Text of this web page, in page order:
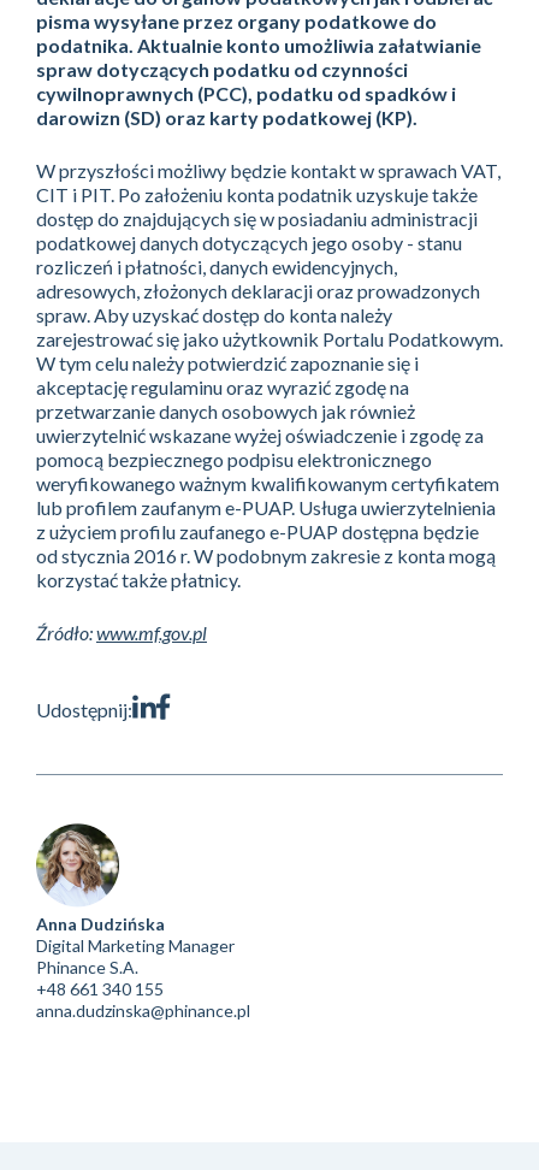
pisma wysyłane przez organy podatkowe do
podatnika. Aktualnie konto umożliwia załatwianie
spraw dotyczących podatku od czynności
cywilnoprawnych (PCC), podatku od spadków i
darowizn (SD) oraz karty podatkowej (KP).
W przyszłości możliwy będzie kontakt w sprawach VAT,
CIT i PIT. Po założeniu konta podatnik uzyskuje także
dostęp do znajdujących się w posiadaniu administracji
podatkowej danych dotyczących jego osoby - stanu
rozliczeń i płatności, danych ewidencyjnych,
adresowych, złożonych deklaracji oraz prowadzonych
spraw. Aby uzyskać dostęp do konta należy
zarejestrować się jako użytkownik Portalu Podatkowym.
W tym celu należy potwierdzić zapoznanie się i
akceptację regulaminu oraz wyrazić zgodę na
przetwarzanie danych osobowych jak również
uwierzytelnić wskazane wyżej oświadczenie i zgodę za
pomocą bezpiecznego podpisu elektronicznego
weryfikowanego ważnym kwalifikowanym certyfikatem
lub profilem zaufanym e-PUAP. Usługa uwierzytelnienia
z użyciem profilu zaufanego e-PUAP dostępna będzie
od stycznia 2016 r. W podobnym zakresie z konta mogą
korzystać także płatnicy.
Źródło:www.mf.gov.pl
Udostępnij:
Anna Dudzińska
Digital Marketing Manager
Phinance S.A.
+48 661 340 155
anna.dudzinska@phinance.pl